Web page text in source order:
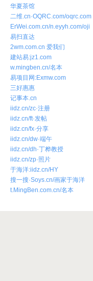
华夏茶馆
二维.cn·OQRC.com/oqrc.com
ErWei.com.cn/n.eyyh.com/oji
易扫直达
2wm.com.cn 爱我们
建站易:jz1.com
w.mingben.cn/名本
易项目网:Exmw.com
三好惠惠
记事本.cn
iidz.cn/zc·注册
iidz.cn/ft·发帖
iidz.cn/fx·分享
iidz.cn/dw·端午
iidz.cn/dh·丁桦教授
iidz.cn/zp·照片
于海洋:iidz.cn/HY
搜一搜·Soys.cn/画家于海洋
t.MingBen.com.cn/名本